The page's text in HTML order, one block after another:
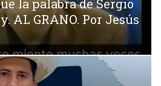
la palabra de Sergio
AL GRANO. Por Jesús